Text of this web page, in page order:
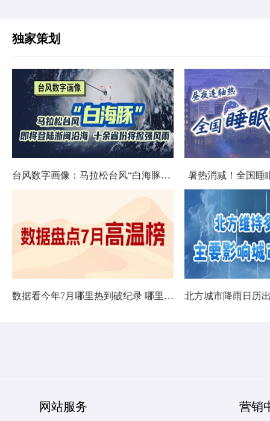
独家策划
台风数字画像：马拉松台风“白海豚”将影响十余省份 暑热消减！全国睡
数据看今年7月哪里热到破纪录 哪里暑热连轴转
网站服务 营销